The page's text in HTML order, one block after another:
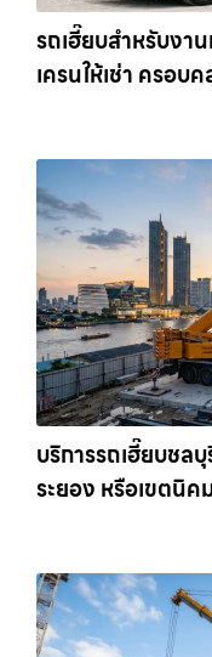
รถเฮี๊ยบสำหรับงา
เครนให้เช่า ครอบ
บริการรถเฮี๊ยบชล
ระยอง หรือเขตนิค